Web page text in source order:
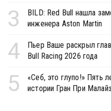
3
BILD: Red Bull нашла
инженера Aston Martin
4
Пьер Ваше раскрыл
Bull Racing 2026 года
5
«Себ, это глупо!» Пять
истории Гран При